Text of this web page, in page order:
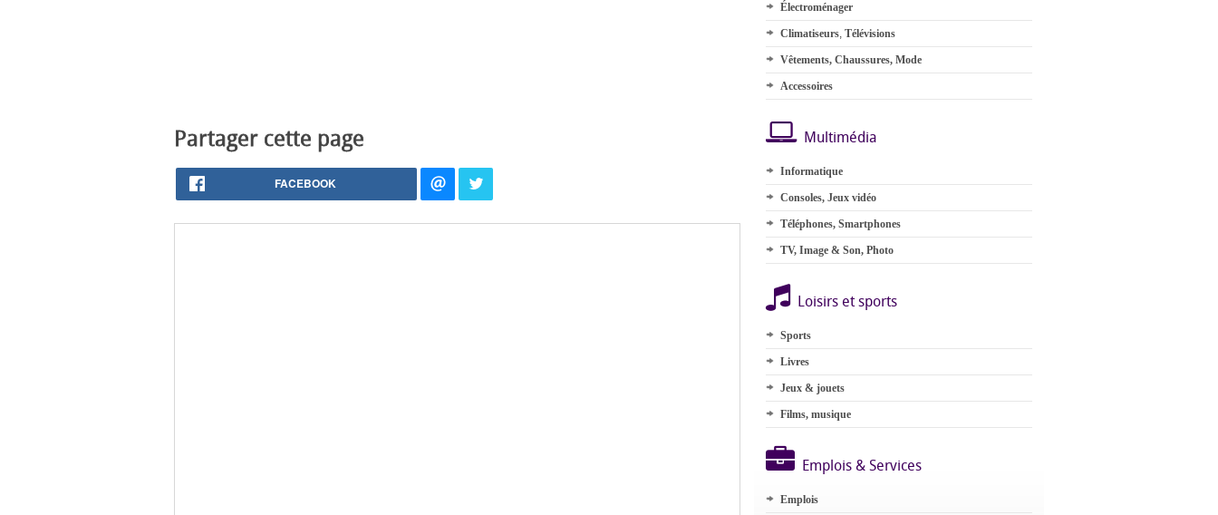
Partager cette page
FACEBOOK
Électroménager
Climatiseurs, Télévisions
Vêtements, Chaussures, Mode
Accessoires
Multimédia
Informatique
Consoles, Jeux vidéo
Téléphones, Smartphones
TV, Image & Son, Photo
Loisirs et sports
Sports
Livres
Jeux & jouets
Films, musique
Emplois & Services
Emplois